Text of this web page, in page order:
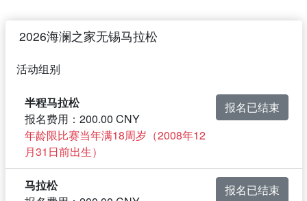
无锡市体育局、无锡汇跑体育有限公司
四、指导单位
江苏省体育局
五、竞赛日期和地点
2026年3月22日（周日） 中国•无锡
2026海澜之家无锡马拉松
活动组别
半程马拉松
报名费用：200.00 CNY
年龄限比赛当年满18周岁（2008年12
月31日前出生）
报名已结束
马拉松
报名已结束